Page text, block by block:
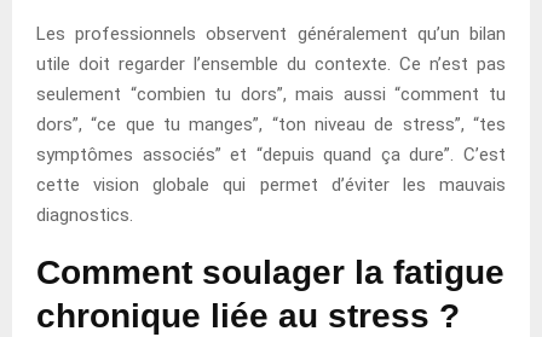
Les professionnels observent généralement qu’un bilan
utile doit regarder l’ensemble du contexte. Ce n’est pas
seulement “combien tu dors”, mais aussi “comment tu
dors”, “ce que tu manges”, “ton niveau de stress”, “tes
symptômes associés” et “depuis quand ça dure”. C’est
cette vision globale qui permet d’éviter les mauvais
diagnostics.
Comment soulager la fatigue
chronique liée au stress ?